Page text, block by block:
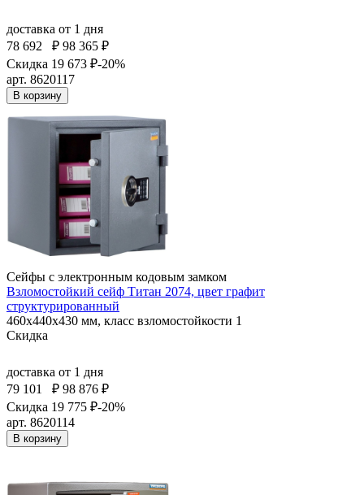
доставка от 1 дня
78 692
₽ 98 365 ₽
Скидка 19 673 ₽-20%
арт. 8620117
В корзину
Сейфы с электронным кодовым замком
Взломостойкий сейф Титан 2074, цвет графит
структурированный
460x440x430 мм, класс взломостойкости 1
Скидка
доставка от 1 дня
79 101
₽ 98 876 ₽
Скидка 19 775 ₽-20%
арт. 8620114
В корзину